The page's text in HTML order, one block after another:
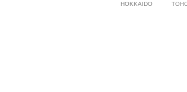
HOKKAIDO